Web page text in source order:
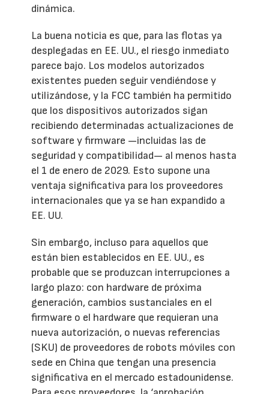
dinámica.
La buena noticia es que, para las flotas ya
desplegadas en EE. UU., el riesgo inmediato
parece bajo. Los modelos autorizados
existentes pueden seguir vendiéndose y
utilizándose, y la FCC también ha permitido
que los dispositivos autorizados sigan
recibiendo determinadas actualizaciones de
software y firmware —incluidas las de
seguridad y compatibilidad— al menos hasta
el 1 de enero de 2029. Esto supone una
ventaja significativa para los proveedores
internacionales que ya se han expandido a
EE. UU.
Sin embargo, incluso para aquellos que
están bien establecidos en EE. UU., es
probable que se produzcan interrupciones a
largo plazo: con hardware de próxima
generación, cambios sustanciales en el
firmware o el hardware que requieran una
nueva autorización, o nuevas referencias
(SKU) de proveedores de robots móviles con
sede en China que tengan una presencia
significativa en el mercado estadounidense.